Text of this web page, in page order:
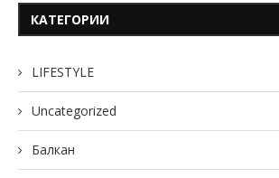
КАТЕГОРИИ
LIFESTYLE
Uncategorized
Балкан